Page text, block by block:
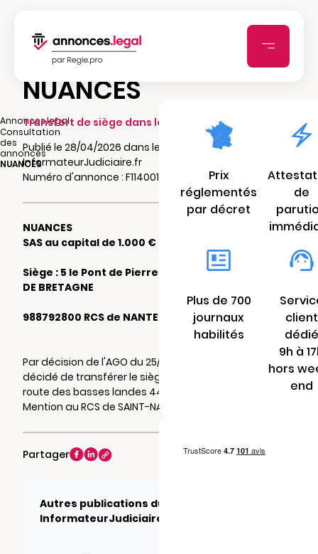
Annonces.legal
|
Consultation
des
annonces
|
NUANCES
NUANCES
Transfert de siège dans le même ressort
Publié le 28/04/2026 dans le journal
InformateurJudiciaire.fr
Numéro d'annonce : F114001228ey5
NUANCES
SAS au capital de 1.000 €
Siège : 5 le Pont de Pierre 44360 VIGNEUX
DE BRETAGNE
988792800 RCS de NANTES
Par décision de l'AGO du 25/04/2026, il a été
décidé de transférer le siège social au 17
route des basses landes 44260 PRINQUIAU.
Mention au RCS de SAINT-NAZAIRE.
Partager
Autres publications du journal
InformateurJudiciaire.fr
Prix
réglementés
par décret
de
Plus de 700
journaux
habilités
client
dédié
9h à
hors
end